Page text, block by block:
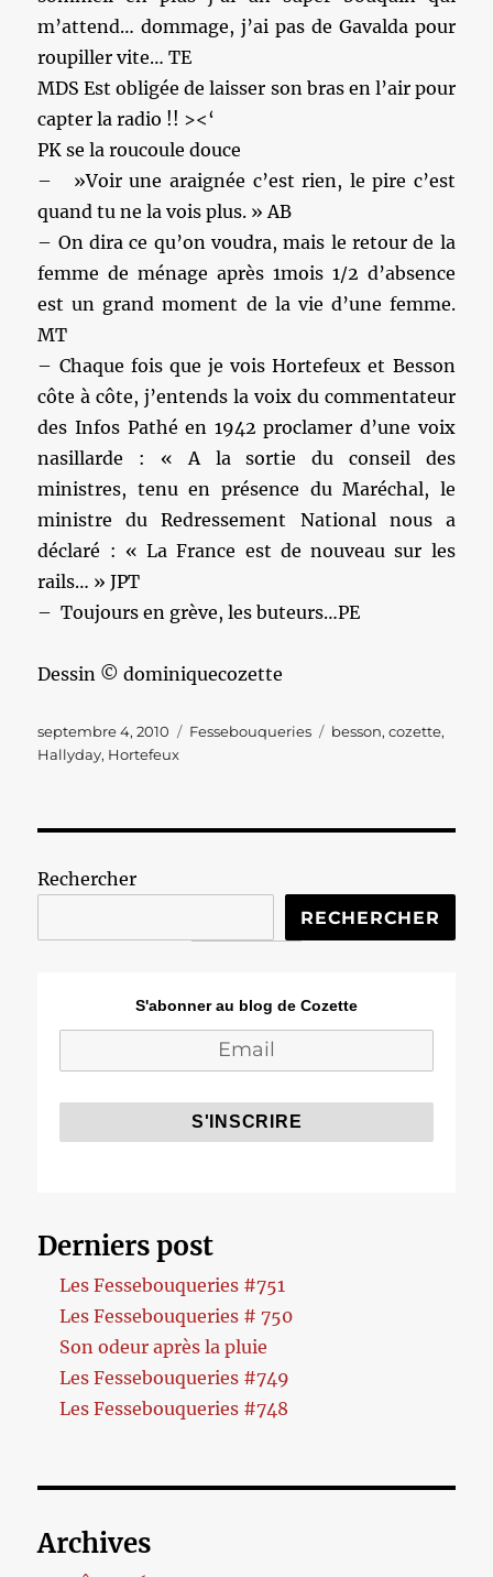
m’attend… dommage, j’ai pas de Gavalda pour
roupiller vite… TE
MDS Est obligée de laisser son bras en l’air pour
capter la radio !! ><‘
PK se la roucoule douce
– ‎ »Voir une araignée c’est rien, le pire c’est
quand tu ne la vois plus. » AB
– On dira ce qu’on voudra, mais le retour de la
femme de ménage après 1mois 1/2 d’absence
est un grand moment de la vie d’une femme.
MT
– Chaque fois que je vois Hortefeux et Besson
côte à côte, j’entends la voix du commentateur
des Infos Pathé en 1942 proclamer d’une voix
nasillarde : « A la sortie du conseil des
ministres, tenu en présence du Maréchal, le
ministre du Redressement National nous a
déclaré : « La France est de nouveau sur les
rails… » JPT
– Toujours en grève, les buteurs…PE
Dessin © dominiquecozette
Publié
le
septembre 4, 2010 Catégories
Fessebouqueries Étiquettes
besson,cozette,
Hallyday, Hortefeux
Rechercher
RECHERCHER
S'abonner au blog de Cozette
Derniers post
Les Fessebouqueries #751
Les Fessebouqueries # 750
Son odeur après la pluie
Les Fessebouqueries #749
Les Fessebouqueries #748
Archives